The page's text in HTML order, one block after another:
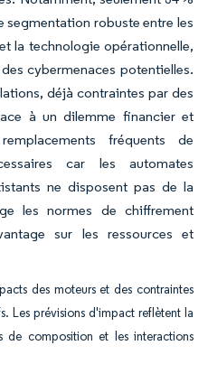
robuste entre les
la technologie opérationnelle,
cybermenaces potentielles.
déjà contraintes par des
à un dilemme financier et
fréquents de
car les automates
ne disposent pas de la
les normes de chiffrement
sur les ressources et
des moteurs et des contraintes
Les prévisions d'impact reflètent la
de composition et les interactions